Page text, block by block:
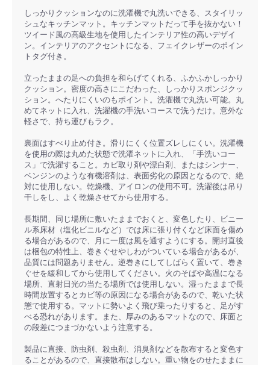
しっかりクッションなのに洗濯機で丸洗いできる、スタイリッ
シュなキッチンマット。キッチンマットだって手を抜かない！
ツイード風の高級生地を使用したインテリア性の高いデザイ
ン。インテリアのアクセントになる、フェイクレザーのポイン
トタグ付き。
立ったままの足への負担を和らげてくれる、ふかふかしっかり
クッション。密度の高さにこだわった、しっかりスポンジクッ
ション。へたりにくいのもポイント。洗濯機で丸洗い可能。丸
めてネットに入れ、洗濯機の手洗いコースで洗うだけ。意外な
軽さで、持ち運びもラク。
裏面はすべり止め付き。滑りにくく位置ズレしにくい。洗濯機
を使用の際は丸めた状態で洗濯ネットに入れ、「手洗いコー
ス」で洗濯すること。カビ取り剤や漂白剤、またはシンナー、
ベンジンのような有機溶剤は、表面劣化の原因となるので、絶
対に使用しない。乾燥機、アイロンの使用不可。洗濯後は吊り
干しをし、よく乾燥させてから使用する。
長期間、同じ場所に敷いたままでおくと、変色したり、ビニー
ル系床材（塩化ビニルなど）では床に張り付くなど床面を傷め
る場合があるので、月に一度は風を通すようにする。開封直後
は梱包の特性上、巻きぐせやしわがついている場合があるが、
品質には問題ありません。逆巻きにしてしばらく置いて、巻き
ぐせを緩和してから使用してください。火のそばや高温になる
場所、直射日光の当たる場所では使用しない。湿ったままで長
時間放置するとカビ等の原因になる場合があるので、乾いた状
態で使用する。マットに勢いよく飛び乗ったりすると、足がす
べる恐れがあります。また、厚みのあるマットなので、床面と
の段差につまづかないよう注意する。
製品に直接、防虫剤、殺虫剤、消臭剤などを散布すると変色す
ることがあるので、直接散布はしない。重い物をのせたままに